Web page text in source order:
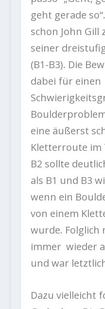
geht gerade
schon John Gill
seiner
(B1-B3). Die
dabei für einen
eine äußerst
Kletterroute im
B2 sollte
als B1 und B3
wenn ein
von einem
wurde. Folglich
immer wieder
und war
Dazu vielleicht